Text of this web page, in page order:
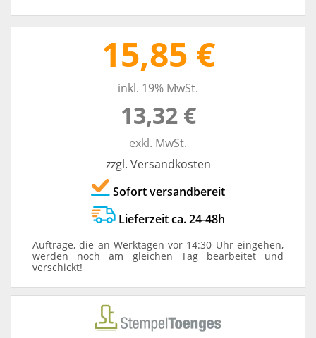
15,85 €
inkl. 19% MwSt.
13,32 €
exkl. MwSt.
zzgl. Versandkosten
Sofort versandbereit
Lieferzeit ca. 24-48h
Aufträge, die an Werktagen vor 14:30 Uhr eingehen,
werden noch am gleichen Tag bearbeitet und
verschickt!